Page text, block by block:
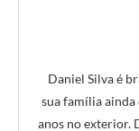
Daniel Silva é
sua família
anos no exterior.